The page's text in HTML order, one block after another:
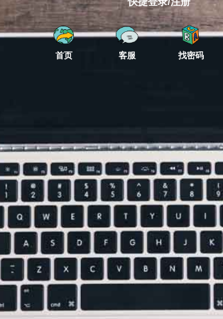
首页 客服 找密码